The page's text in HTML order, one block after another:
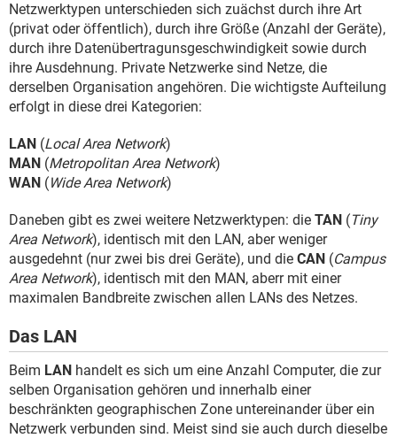
Netzwerktypen unterschieden sich zuächst durch ihre Art
(privat oder öffentlich), durch ihre Größe (Anzahl der Geräte),
durch ihre Datenübertragunsgeschwindigkeit sowie durch
ihre Ausdehnung. Private Netzwerke sind Netze, die
derselben Organisation angehören. Die wichtigste Aufteilung
erfolgt in diese drei Kategorien:
LAN (Local Area Network)
MAN (Metropolitan Area Network)
WAN (Wide Area Network)
Daneben gibt es zwei weitere Netzwerktypen: die TAN (Tiny
Area Network), identisch mit den LAN, aber weniger
ausgedehnt (nur zwei bis drei Geräte), und die CAN (Campus
Area Network), identisch mit den MAN, aberr mit einer
maximalen Bandbreite zwischen allen LANs des Netzes.
Das LAN
Beim LAN handelt es sich um eine Anzahl Computer, die zur
selben Organisation gehören und innerhalb einer
beschränkten geographischen Zone untereinander über ein
Netzwerk verbunden sind. Meist sind sie auch durch dieselbe